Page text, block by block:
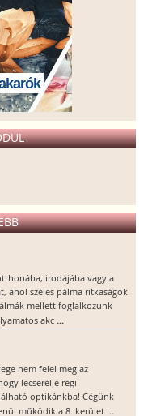
irodájába vagy a
ahol széles pálma ritkaságok
mellett foglalkozunk
akc ...
nem felel meg az
lecserélje régi
optikánkba! Cégünk
működik a 8. kerület ...